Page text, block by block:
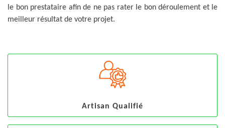
le bon prestataire afin de ne pas rater le bon déroulement et le
meilleur résultat de votre projet.
Artisan Qualifié